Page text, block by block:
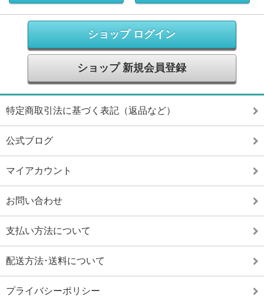
ショップ ログイン
ショップ 新規会員登録
特定商取引法に基づく表記（返品など）
公式ブログ
マイアカウント
お問い合わせ
支払い方法について
配送方法･送料について
プライバシーポリシー